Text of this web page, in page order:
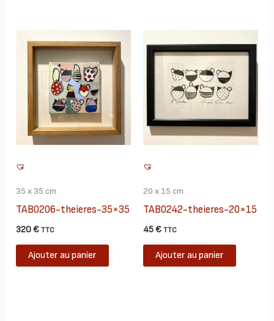
35 x 35 cm
TAB0206-theieres-35×35
320€ TTC
Ajouter au panier
20 x 15 cm
TAB0242-theieres-20×15
45€ TTC
Ajouter au panier